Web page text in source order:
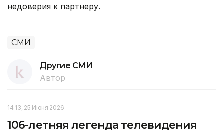
недоверия к партнеру.
СМИ
Другие СМИ
Автор
14:13, 25 Июня 2026
106-летняя легенда телевидения